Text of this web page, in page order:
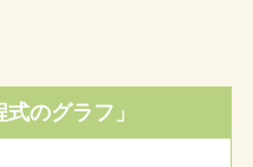
式のグラフ」